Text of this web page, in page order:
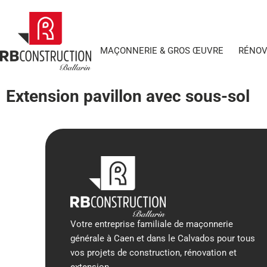
MAÇONNERIE & GROS ŒUVRE
Extension pavillon avec sous-sol
Votre entreprise familiale de maçonnerie
générale à Caen et dans le Calvados pour tous
vos projets de construction, rénovation et